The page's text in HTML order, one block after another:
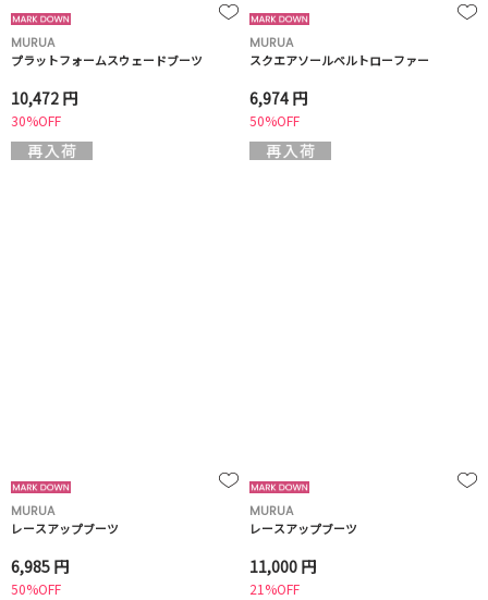
MURUA
プラットフォームスウェードブーツ
10,472 円
30%OFF
MURUA
スクエアソールベルトローファー
6,974 円
50%OFF
MURUA
レースアップブーツ
6,985 円
50%OFF
MURUA
レースアップブーツ
11,000 円
21%OFF